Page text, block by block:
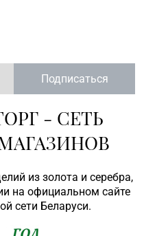
Подписаться
- СЕТЬ
из золота и серебра,
на официальном сайте
сети Беларуси.